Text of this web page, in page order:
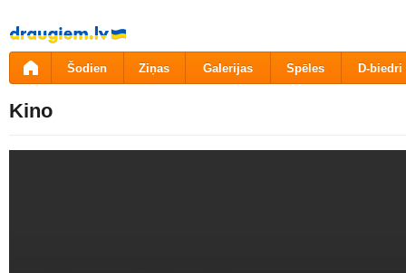
Pāriet
uz
saturu
Šodien Ziņas Galerijas Spēles D-biedri
Kino